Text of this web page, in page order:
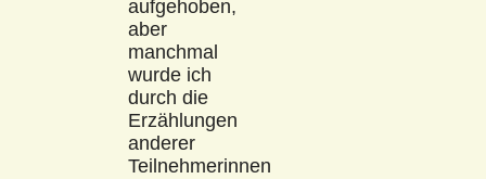
aufgehoben,
aber
manchmal
wurde ich
durch die
Erzählungen
anderer
Teilnehmerinnen